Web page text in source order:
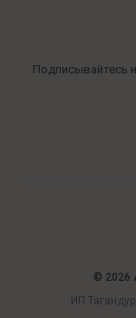
Подписывайтесь
© 2026
ИП